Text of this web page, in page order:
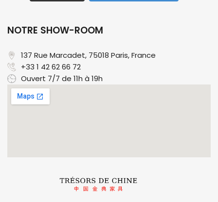
NOTRE SHOW-ROOM
137 Rue Marcadet, 75018 Paris, France​
+33 1 42 62 66 72
Ouvert 7/7 de 11h à 19h